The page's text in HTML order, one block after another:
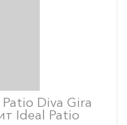
Diva Gira
Ideal Patio